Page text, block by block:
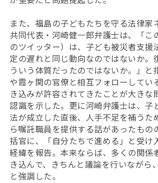
また、福島の子どもたちを守る法律家
共同代表・河崎健一郎弁護士は、「こ
のツイッター）は、子ども被災者支援
定の遅れと同じ動向なのではないか。
ういう体質だったのではないか。」と
や霞ヶ関の官僚と相互フォローしてい
き込みが許容されてきたことが大きな
認識を示した。更に河崎弁護士は、子
法が成立した直後、人手不足を補うた
ら嘱託職員を提供する話があったもの
括官に、「自分たちで進める」と受け
経緯を報告。本来ならば、多くの関係
き込んで、きちんと議論を行いながら
と強調した。